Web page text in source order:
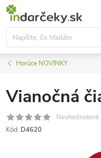
Prejsť
obsah
Horúce NOVINKY
Vianočná
Neohodnotené
Kód: D4620